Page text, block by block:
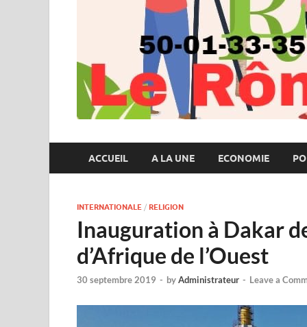
ACCUEIL A LA UNE ECONOMIE
INTERNATIONALE / RELIGION
Inauguration à Dakar
d’Afrique de l’Ouest
30 septembre 2019 - byAdministrateur - Leave a